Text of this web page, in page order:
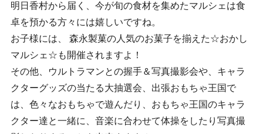
明日香村から届く、今が旬の食材を集めたマルシェは食
卓を預かる方々には嬉しいですね。
お子様には、 森永製菓の人気のお菓子を揃えた☆おかし
マルシェ☆も開催されますよ！
その他、ウルトラマンとの握手＆写真撮影会や、キャラ
クターグッズの当たる大抽選会、出張おもちゃ王国で
は、色々なおもちゃで遊んだり、おもちゃ王国のキャラ
クター達と一緒に、音楽に合わせて体操をしたり写真撮